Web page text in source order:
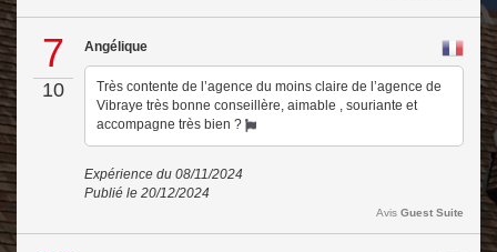
7
10
Angélique
Très contente de l’agence du moins claire de l’agence de
Vibraye très bonne conseillère, aimable , souriante et
accompagne très bien ?
Expérience du 08/11/2024
Publié le 20/12/2024
Avis Guest Suite